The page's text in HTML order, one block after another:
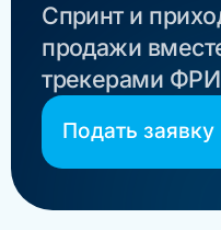
Спринт и
продажи
трекерами
Подать заявку